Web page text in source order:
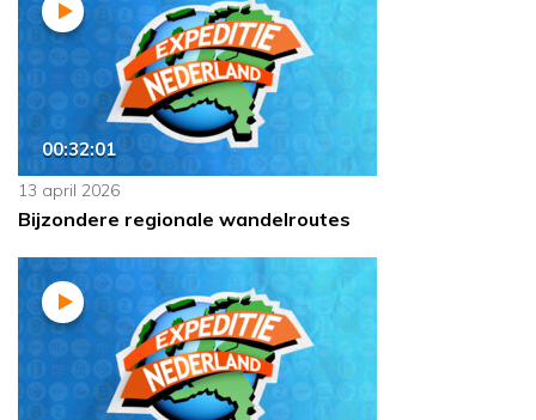
00:32:01
13 april 2026
Bijzondere regionale wandelroutes